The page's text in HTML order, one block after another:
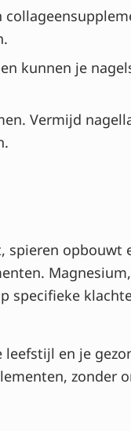
kunnen je
Vermijd
spieren opbouwt
specifieke
en je
zonder